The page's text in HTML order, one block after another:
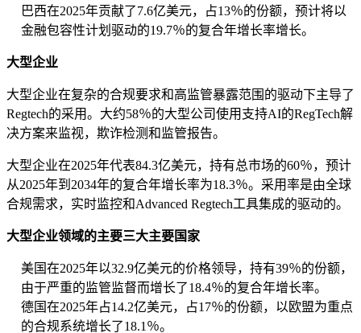
巴西在2025年贡献了7.6亿美元，占13％的份额，预计将以
金融包容性计划驱动的19.7％的复合年增长率增长。
大型企业
大型企业在复杂的合规要求和高监管暴露范围的驱动下主导了
Regtech的采用。大约58％的大型公司使用支持AI的RegTech解
决方案来监视，欺诈检测和监管报告。
大型企业在2025年代表84.3亿美元，持有总市场的60％，预计
从2025年到2034年的复合年增长率为18.3％。采用率是由全球
合规需求，实时监控和Advanced Regtech工具集成的驱动的。
大型企业领域的主要三大主要国家
美国在2025年以32.9亿美元的价格领导，持有39％的份额，
由于严重的监管监督而增长了18.4％的复合年增长率。
德国在2025年占14.2亿美元，占17％的份额，以欧盟为重点
的合规系统增长了18.1％。